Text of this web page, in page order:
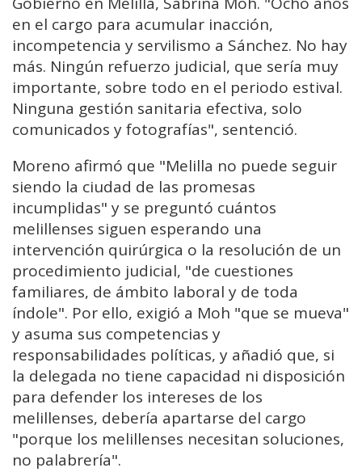
en el cargo para acumular inacción,
incompetencia y servilismo a Sánchez. No hay
más. Ningún refuerzo judicial, que sería muy
importante, sobre todo en el periodo estival.
Ninguna gestión sanitaria efectiva, solo
comunicados y fotografías", sentenció.
Moreno afirmó que "Melilla no puede seguir
siendo la ciudad de las promesas
incumplidas" y se preguntó cuántos
melillenses siguen esperando una
intervención quirúrgica o la resolución de un
procedimiento judicial, "de cuestiones
familiares, de ámbito laboral y de toda
índole". Por ello, exigió a Moh "que se mueva"
y asuma sus competencias y
responsabilidades políticas, y añadió que, si
la delegada no tiene capacidad ni disposición
para defender los intereses de los
melillenses, debería apartarse del cargo
"porque los melillenses necesitan soluciones,
no palabrería".